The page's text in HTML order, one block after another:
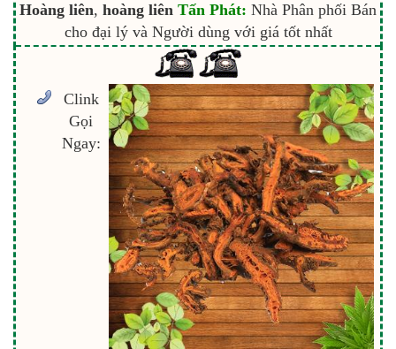
Hoàng liên, hoàng liên Tấn Phát: Nhà Phân phối Bán
cho đại lý và Người dùng với giá tốt nhất
Clink
Gọi
Ngay: